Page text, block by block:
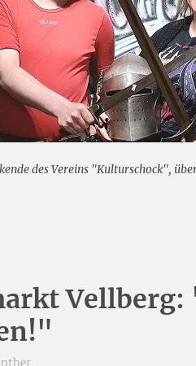
des Vereins "Kulturschock",
Vellberg: